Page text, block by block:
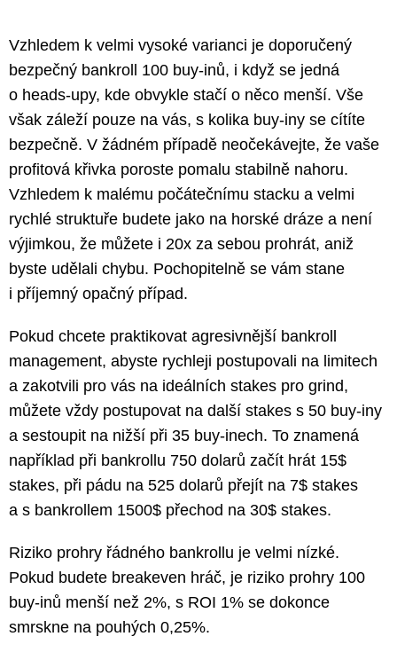
Vzhledem k velmi vysoké varianci je doporučený
bezpečný bankroll 100 buy-inů, i když se jedná
o heads-upy, kde obvykle stačí o něco menší. Vše
však záleží pouze na vás, s kolika buy-iny se cítíte
bezpečně. V žádném případě neočekávejte, že vaše
profitová křivka poroste pomalu stabilně nahoru.
Vzhledem k malému počátečnímu stacku a velmi
rychlé struktuře budete jako na horské dráze a není
výjimkou, že můžete i 20x za sebou prohrát, aniž
byste udělali chybu. Pochopitelně se vám stane
i příjemný opačný případ.
Pokud chcete praktikovat agresivnější bankroll
management, abyste rychleji postupovali na limitech
a zakotvili pro vás na ideálních stakes pro grind,
můžete vždy postupovat na další stakes s 50 buy-iny
a sestoupit na nižší při 35 buy-inech. To znamená
například při bankrollu 750 dolarů začít hrát 15$
stakes, při pádu na 525 dolarů přejít na 7$ stakes
a s bankrollem 1500$ přechod na 30$ stakes.
Riziko prohry řádného bankrollu je velmi nízké.
Pokud budete breakeven hráč, je riziko prohry 100
buy-inů menší než 2%, s ROI 1% se dokonce
smrskne na pouhých 0,25%.